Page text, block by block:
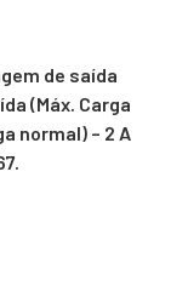
de saída
(Máx. Carga
normal) – 2 A